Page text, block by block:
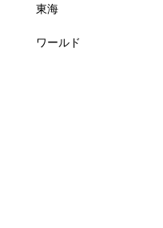
東海
ワールド